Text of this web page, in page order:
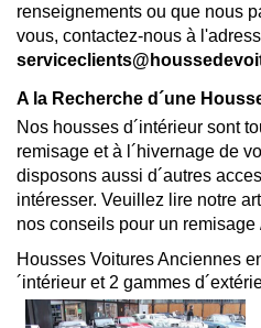
renseignements ou que nous
vous, contactez-nous à
A la Recherche d´une
Nos housses d´intérieur sont
remisage et à l´hivernage de
disposons aussi d´autres
intéresser. Veuillez lire notre
nos conseils pour un remisage
Housses Voitures Anciennes
´intérieur et 2 gammes